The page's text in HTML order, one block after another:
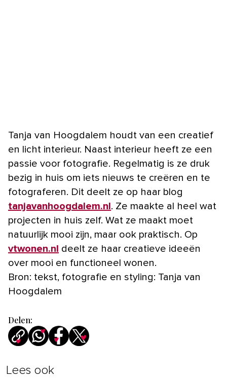
Tanja van Hoogdalem houdt van een creatief
en licht interieur. Naast interieur heeft ze een
passie voor fotografie. Regelmatig is ze druk
bezig in huis om iets nieuws te creëren en te
fotograferen. Dit deelt ze op haar blog
tanjavanhoogdalem.nl. Ze maakte al heel wat
projecten in huis zelf. Wat ze maakt moet
natuurlijk mooi zijn, maar ook praktisch. Op
vtwonen.nl deelt ze haar creatieve ideeën
over mooi en functioneel wonen.
Bron: tekst, fotografie en styling: Tanja van
Hoogdalem
Delen:
Lees ook